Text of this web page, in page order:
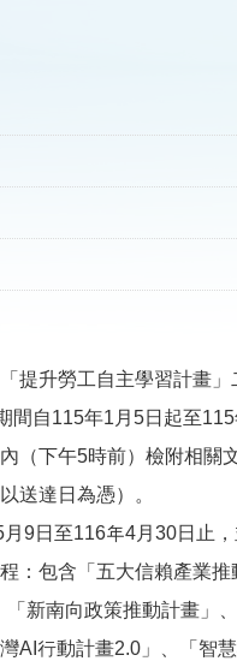
提升勞工自主學習計畫」
間自115年1月5日起至
（下午5時前）檢附相關
送達日為憑）。
9日至116年4月30日止
：包含「五大信賴產業
新南向政策推動計畫」
AI行動計畫2.0」、「智